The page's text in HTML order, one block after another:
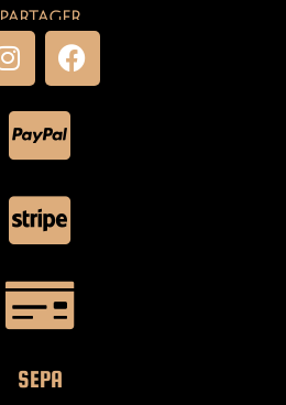
PARTAGER
SEPA